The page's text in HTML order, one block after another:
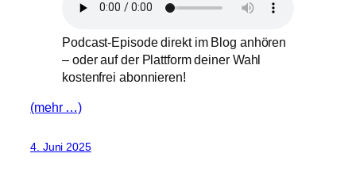
Podcast-Episode direkt im Blog anhören
– oder auf der Plattform deiner Wahl
kostenfrei abonnieren!
(mehr …)
4. Juni 2025